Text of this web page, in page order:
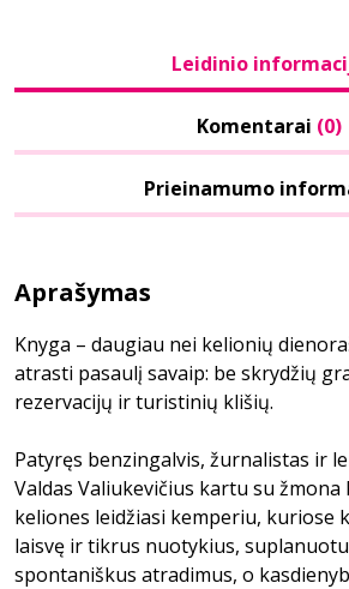
Leidinio
Komentarai (0)
Prieinamumo
Aprašymas
Knyga – daugiau nei kelionių
atrasti pasaulį savaip: be skrydžių
rezervacijų ir turistinių klišių.
Patyręs benzingalvis, žurnalistas ir
Valdas Valiukevičius kartu su žmona
keliones leidžiasi kemperiu, kuriose
laisvę ir tikrus nuotykius,
spontaniškus atradimus, o